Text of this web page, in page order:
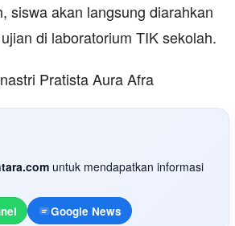
siswa akan langsung diarahkan
di laboratorium TIK sekolah.
Pratista Aura Afra
untuk mendapatkan informasi
Google News